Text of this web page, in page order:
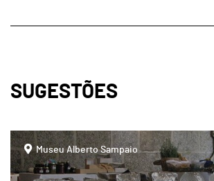
SUGESTÕES
page
Museu Alberto Sampaio